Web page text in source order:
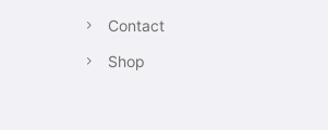
Contact
Shop